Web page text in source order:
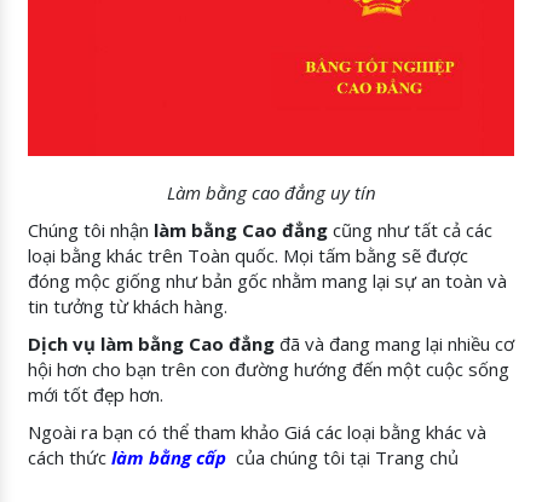
Làm bằng cao đẳng uy tín
Chúng tôi nhận làm bằng Cao đẳng cũng như tất cả các
loại bằng khác trên Toàn quốc. Mọi tấm bằng sẽ được
đóng mộc giống như bản gốc nhằm mang lại sự an toàn và
tin tưởng từ khách hàng.
Dịch vụ làm bằng Cao đẳng đã và đang mang lại nhiều cơ
hội hơn cho bạn trên con đường hướng đến một cuộc sống
mới tốt đẹp hơn.
Ngoài ra bạn có thể tham khảo Giá các loại bằng khác và
cách thức làm bằngcấp của chúng tôi tại Trang chủ